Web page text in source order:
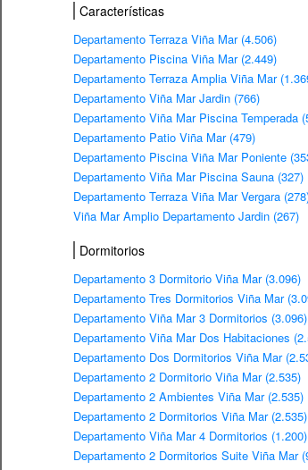
Características
Departamento Terraza Viña Mar (4.506)
Departamento Piscina Viña Mar (2.449)
Departamento Terraza Amplia Viña Mar
Departamento Viña Mar Jardin (766)
Departamento Viña Mar Piscina Temperada
Departamento Patio Viña Mar (479)
Departamento Piscina Viña Mar Poniente
Departamento Viña Mar Piscina Sauna (327)
Departamento Terraza Viña Mar Vergara
Viña Mar Amplio Departamento Jardin (267)
Dormitorios
Departamento 3 Dormitorio Viña Mar (3.096)
Departamento Tres Dormitorios Viña Mar
Departamento Viña Mar 3 Dormitorios (3.096)
Departamento Viña Mar Dos Habitaciones
Departamento Dos Dormitorios Viña Mar
Departamento 2 Dormitorio Viña Mar (2.535)
Departamento 2 Ambientes Viña Mar (2.535)
Departamento 2 Dormitorios Viña Mar (2.535)
Departamento Viña Mar 4 Dormitorios (1.200)
Departamento 2 Dormitorios Suite Viña Mar